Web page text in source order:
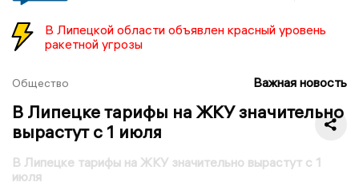
В Липецкой области объявлен красный уровень
ракетной угрозы
Общество Важная новость
В Липецке тарифы на ЖКУ значительно
вырастут с 1 июля
В Липецке тарифы на ЖКУ значительно вырастут с 1
июля